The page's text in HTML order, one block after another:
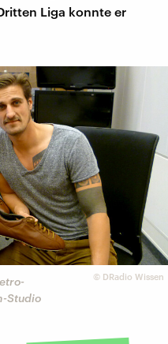
Liga konnte er
© DRadio Wissen
Studio